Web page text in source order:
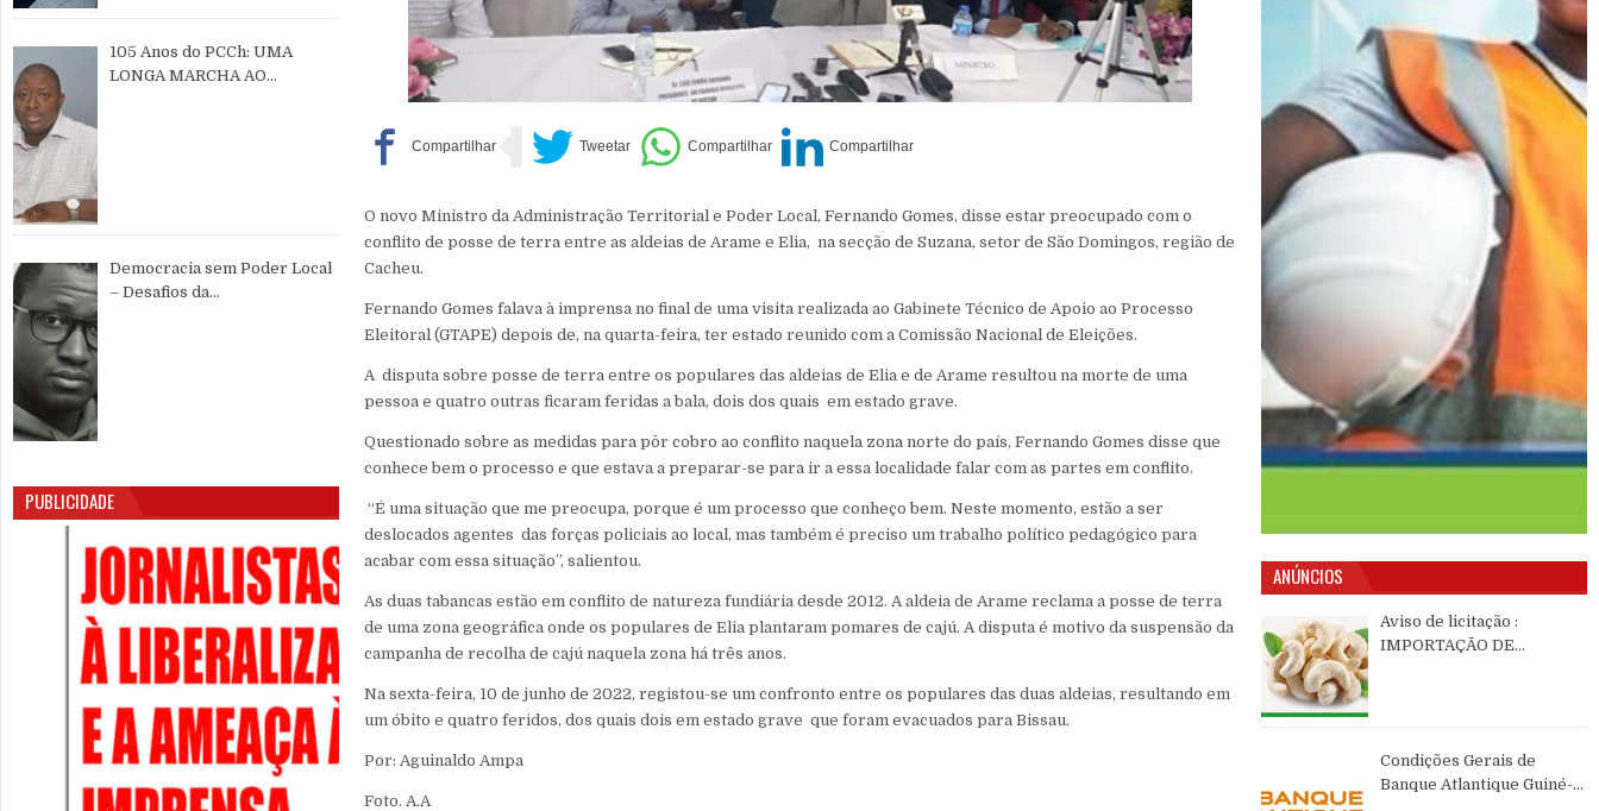
O novo Ministro da Administração Territorial e Poder Local, Fernando Gomes, disse estar preocupado com o
conflito de posse de terra entre as aldeias de Arame e Elia, na secção de Suzana, setor de São Domingos, região de
Cacheu.
Fernando Gomes falava à imprensa no final de uma visita realizada ao Gabinete Técnico de Apoio ao Processo
Eleitoral (GTAPE) depois de, na quarta-feira, ter estado reunido com a Comissão Nacional de Eleições.
A disputa sobre posse de terra entre os populares das aldeias de Elia e de Arame resultou na morte de uma
pessoa e quatro outras ficaram feridas a bala, dois dos quais em estado grave.
Questionado sobre as medidas para pôr cobro ao conflito naquela zona norte do país, Fernando Gomes disse que
conhece bem o processo e que estava a preparar-se para ir a essa localidade falar com as partes em conflito.
“É uma situação que me preocupa, porque é um processo que conheço bem. Neste momento, estão a ser
deslocados agentes das forças policiais ao local, mas também é preciso um trabalho político pedagógico para
acabar com essa situação”, salientou.
As duas tabancas estão em conflito de natureza fundiária desde 2012. A aldeia de Arame reclama a posse de terra
de uma zona geográfica onde os populares de Elia plantaram pomares de cajú. A disputa é motivo da suspensão da
campanha de recolha de cajú naquela zona há três anos.
Na sexta-feira, 10 de junho de 2022, registou-se um confronto entre os populares das duas aldeias, resultando em
um óbito e quatro feridos, dos quais dois em estado grave que foram evacuados para Bissau.
Por: Aguinaldo Ampa
Foto. A.A
105 Anos do PCCh: UMA
LONGA MARCHA AO
Democracia sem Poder Local
– Desafios da
PUBLICIDADE
ANÚNCIOS
Aviso de licitação :
IMPORTAÇÃO DE
Condições Gerais de
Banque Atlantique Guiné-